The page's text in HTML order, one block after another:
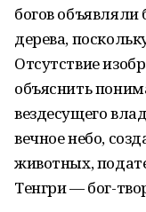
богов
дерева,
Отсутствие
объяснить
вездесущего
вечное небо,
животных,
Тенгри — бог-